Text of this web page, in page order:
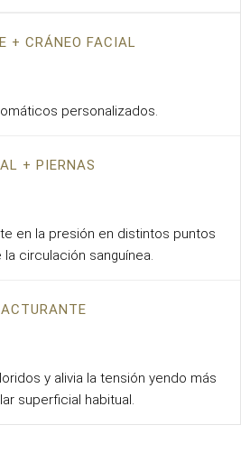
+ CRÁNEO FACIAL
personalizados.
+ PIERNAS
en la presión en distintos puntos
circulación sanguínea.
y alivia la tensión yendo más
superficial habitual.